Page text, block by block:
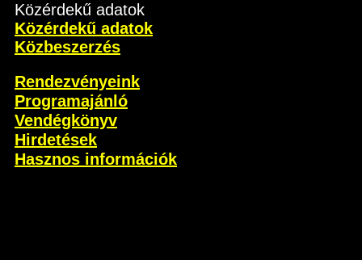
Közérdekű adatok
Közérdekű adatok
Közbeszerzés
Rendezvényeink
Programajánló
Vendégkönyv
Hirdetések
Hasznos információk